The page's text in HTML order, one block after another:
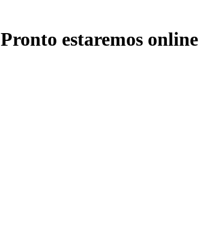
Pronto estaremos online